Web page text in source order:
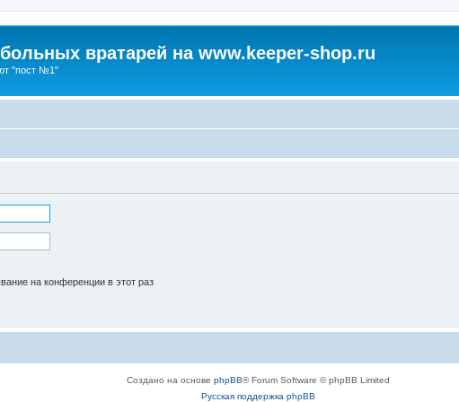
вратарей на www.keeper-shop.ru
"пост №1"
на конференции в этот раз
Создано на основе phpBB® Forum Software © phpBB Limited
Русская поддержка phpBB